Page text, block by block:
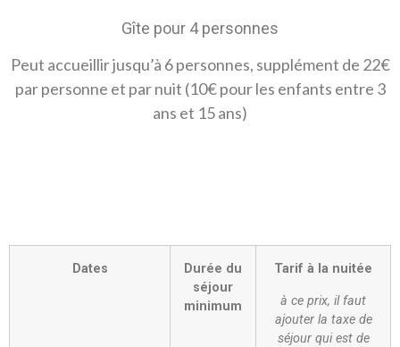
Gîte pour 4 personnes
Peut accueillir jusqu’à 6 personnes, supplément de 22€
par personne et par nuit (10€ pour les enfants entre 3
ans et 15 ans)
Dates
Durée du
séjour
minimum
Tarif à la nuitée
à ce prix, il faut
ajouter la taxe de
séjour qui est de